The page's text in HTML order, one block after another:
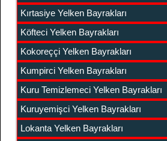
Kırtasiye Yelken Bayrakları
Köfteci Yelken Bayrakları
Kokoreççi Yelken Bayrakları
Kumpirci Yelken Bayrakları
Kuru Temizlemeci Yelken Bayrakları
Kuruyemişci Yelken Bayrakları
Lokanta Yelken Bayrakları